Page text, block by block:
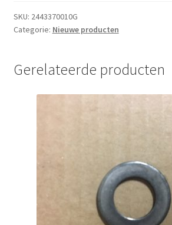
SKU: 2443370010G
Categorie: Nieuwe producten
Gerelateerde producten